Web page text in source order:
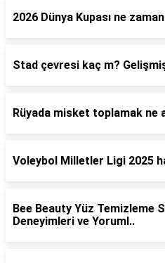
2026 Dünya Kupası ne
Stad çevresi kaç m?
Rüyada misket toplamak ne
Voleybol Milletler Ligi 2025
Bee Beauty Yüz Temizleme
Deneyimleri ve Yoruml..